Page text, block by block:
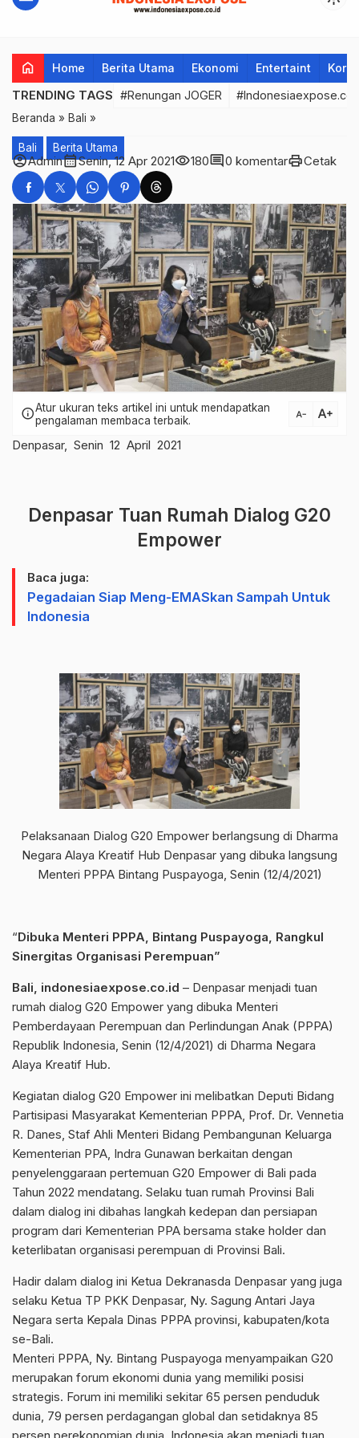
home Home Berita Utama Ekonomi Entertaint
TRENDING TAGS #Renungan JOGER
Beranda » Bali »
Bali Berita Utama
account_circleAdmincalendar_monthSenin, 12 Apr 2021visibility180comment0 komentarprintCetak
infoAtur ukuran teks artikel ini untuk mendapatkan
pengalaman membaca terbaik.
text_decrease text_increase
Denpasar, Senin 12 April 2021
Denpasar Tuan Rumah Dialog G20
Empower
Baca juga:
Pegadaian Siap Meng-EMASkan Sampah Untuk
Indonesia
Pelaksanaan Dialog G20 Empower berlangsung di Dharma
Negara Alaya Kreatif Hub Denpasar yang dibuka langsung
Menteri PPPA Bintang Puspayoga, Senin (12/4/2021)
“Dibuka Menteri PPPA, Bintang Puspayoga, Rangkul
Sinergitas Organisasi Perempuan”
Bali, indonesiaexpose.co.id – Denpasar menjadi tuan
rumah dialog G20 Empower yang dibuka Menteri
Pemberdayaan Perempuan dan Perlindungan Anak (PPPA)
Republik Indonesia, Senin (12/4/2021) di Dharma Negara
Alaya Kreatif Hub.
Kegiatan dialog G20 Empower ini melibatkan Deputi Bidang
Partisipasi Masyarakat Kementerian PPPA, Prof. Dr. Vennetia
R. Danes, Staf Ahli Menteri Bidang Pembangunan Keluarga
Kementerian PPA, Indra Gunawan berkaitan dengan
penyelenggaraan pertemuan G20 Empower di Bali pada
Tahun 2022 mendatang. Selaku tuan rumah Provinsi Bali
dalam dialog ini dibahas langkah kedepan dan persiapan
program dari Kementerian PPA bersama stake holder dan
keterlibatan organisasi perempuan di Provinsi Bali.
Hadir dalam dialog ini Ketua Dekranasda Denpasar yang juga
selaku Ketua TP PKK Denpasar, Ny. Sagung Antari Jaya
Negara serta Kepala Dinas PPPA provinsi, kabupaten/kota
se-Bali.
Menteri PPPA, Ny. Bintang Puspayoga menyampaikan G20
merupakan forum ekonomi dunia yang memiliki posisi
strategis. Forum ini memiliki sekitar 65 persen penduduk
dunia, 79 persen perdagangan global dan setidaknya 85